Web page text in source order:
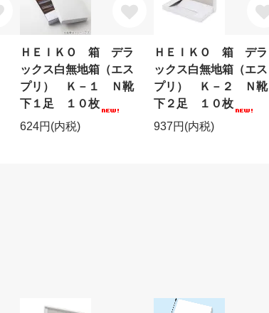
ＨＥＩＫＯ 箱 デラ
ックス白無地箱（エス
プリ） Ｋ－１ Ｎ靴
下１足 １０枚
624円(内税)
ＨＥＩＫＯ 箱 デラ
ックス白無地箱（エス
プリ） Ｋ－２ Ｎ靴
下２足 １０枚
937円(内税)